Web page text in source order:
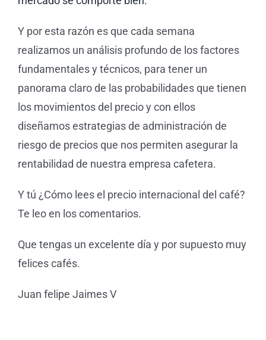
Y por esta razón es que cada semana
realizamos un análisis profundo de los factores
fundamentales y técnicos, para tener un
panorama claro de las probabilidades que tienen
los movimientos del precio y con ellos
diseñamos estrategias de administración de
riesgo de precios que nos permiten asegurar la
rentabilidad de nuestra empresa cafetera.
Y tú ¿Cómo lees el precio internacional del café?
Te leo en los comentarios.
Que tengas un excelente día y por supuesto muy
felices cafés.
Juan felipe Jaimes V